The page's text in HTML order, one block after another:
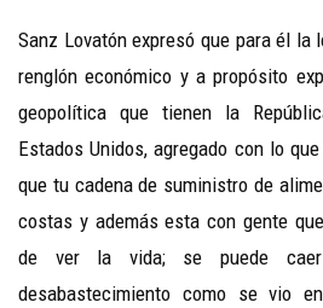
Sanz Lovatón expresó que para él la
renglón económico y a propósito
geopolítica que tienen la
Estados Unidos, agregado con lo
que tu cadena de suministro de
costas y además esta con gente
de ver la vida; se puede
desabastecimiento como se vio